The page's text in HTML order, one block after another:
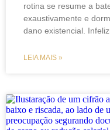
rotina se resume a
exaustivamente e
dano existencial.
LEIA MAIS »